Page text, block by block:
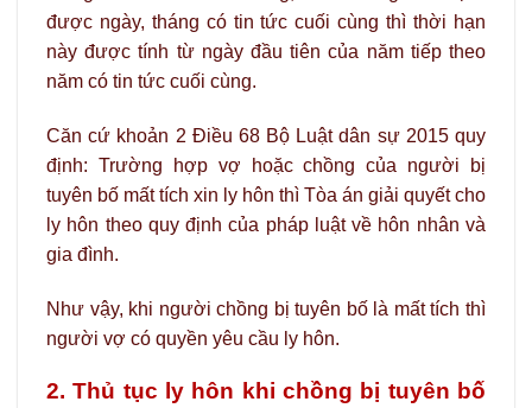
được ngày, tháng có tin tức cuối cùng thì thời hạn
này được tính từ ngày đầu tiên của năm tiếp theo
năm có tin tức cuối cùng.
Căn cứ khoản 2 Điều 68 Bộ Luật dân sự 2015 quy
định: Trường hợp vợ hoặc chồng của người bị
tuyên bố mất tích xin ly hôn thì Tòa án giải quyết cho
ly hôn theo quy định của pháp luật về hôn nhân và
gia đình.
Như vậy, khi người chồng bị tuyên bố là mất tích thì
người vợ có quyền yêu cầu ly hôn.
2. Thủ tục ly hôn khi chồng bị tuyên bố